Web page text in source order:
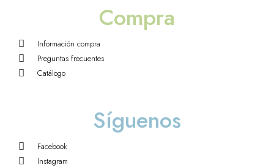
Compra
Información compra
Preguntas frecuentes
Catálogo
Síguenos
Facebook
Instagram